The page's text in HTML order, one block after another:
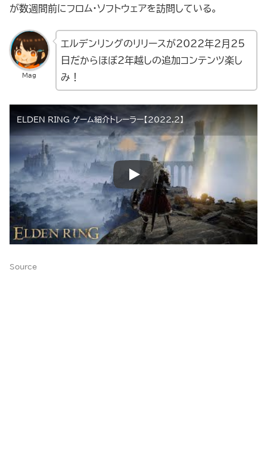
が数週間前にフロム・ソフトウェアを訪問している。
Mag
エルデンリングのリリースが2022年2月25
日だからほぼ2年越しの追加コンテンツ楽し
み！
ELDEN RING ゲーム紹介トレーラー【2022.2】
Source